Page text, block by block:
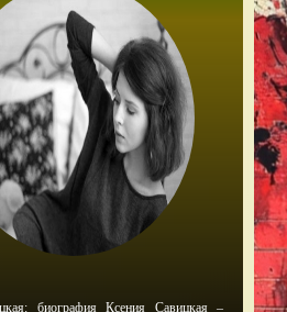
биография Ксения Савицкая –